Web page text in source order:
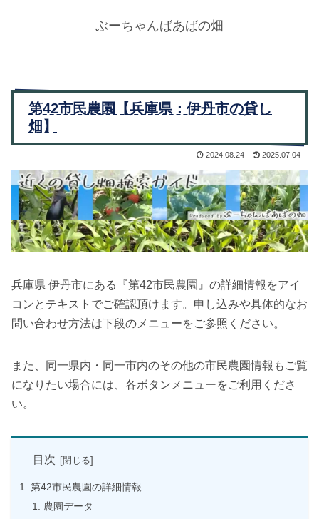
ぶーちゃんばあばの畑
第42市民農園【兵庫県：伊丹市の貸し
畑】
2024.08.24 2025.07.04
兵庫県 伊丹市にある『第42市民農園』の詳細情報をアイ
コンとテキストでご確認頂けます。申し込みや具体的なお
問い合わせ方法は下段のメニューをご参照ください。
また、同一県内・同一市内のその他の市民農園情報もご覧
になりたい場合には、各ボタンメニューをご利用くださ
い。
目次
第42市民農園の詳細情報
農園データ